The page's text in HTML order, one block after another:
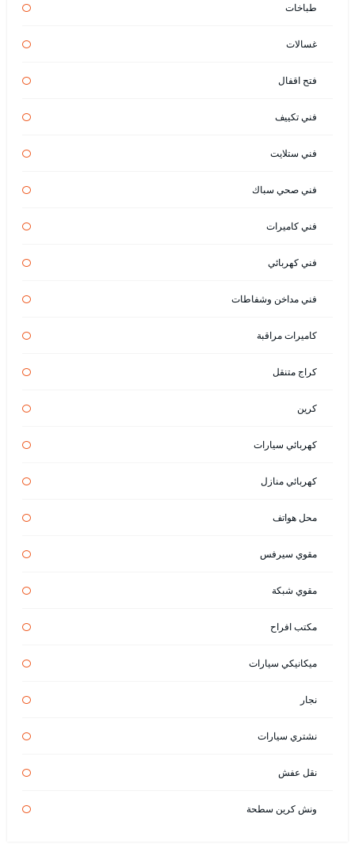
طباخات
غسالات
فتح اقفال
فني تكييف
فني ستلايت
فني صحي سباك
فني كاميرات
فني كهربائي
فني مداخن وشفاطات
كاميرات مراقبة
كراج متنقل
كرين
كهربائي سيارات
كهربائي منازل
محل هواتف
مقوي سيرفس
مقوي شبكة
مكتب افراح
ميكانيكي سيارات
نجار
نشتري سيارات
نقل عفش
ونش كرين سطحة